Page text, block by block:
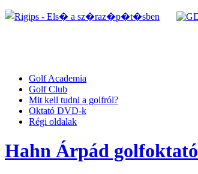
Golf Academia
Golf Club
Mit kell tudni a golfról?
Oktató DVD-k
Régi oldalak
Hahn Árpád golfoktató